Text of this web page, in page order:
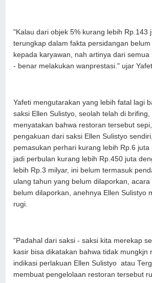
"Kalau dari objek 5% kurang lebih Rp.143
terungkap dalam fakta persidangan
kepada karyawan, nah artinya dari
- benar melakukan wanprestasi." ujar
Yafeti mengutarakan yang lebih fatal lagi
saksi Ellen Sulistyo, seolah telah di
menyatakan bahwa restoran tersebut
pengakuan dari saksi Ellen Sulistyo
pemasukan perhari kurang lebih Rp.6 juta
jadi perbulan kurang lebih Rp.450 juta
lebih Rp.3 milyar, ini belum termasuk
ulang tahun yang belum dilaporkan,
belum dilaporkan, anehnya Ellen Sulistyo
rugi.
"Padahal dari saksi - saksi kita merekap
kasir bisa dikatakan bahwa tidak mungkjn
indikasi perlakuan Ellen Sulistyo atau
membuat pengelolaan restoran tersebut